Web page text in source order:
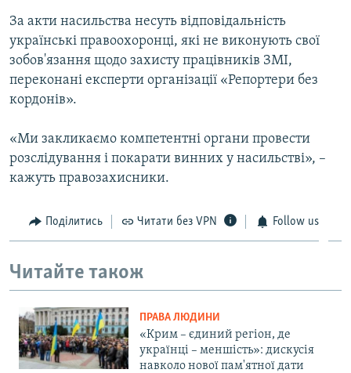
За акти насильства несуть відповідальність
українські правоохоронці, які не виконують свої
зобов'язання щодо захисту працівників ЗМІ,
переконані експерти організації «Репортери без
кордонів».
«Ми закликаємо компетентні органи провести
розслідування і покарати винних у насильстві», –
кажуть правозахисники.
Поділитись Читати без VPN Follow us
Читайте також
ПРАВА ЛЮДИНИ
«Крим – єдиний регіон, де
українці – меншість»: дискусія
навколо нової пам'ятної дати